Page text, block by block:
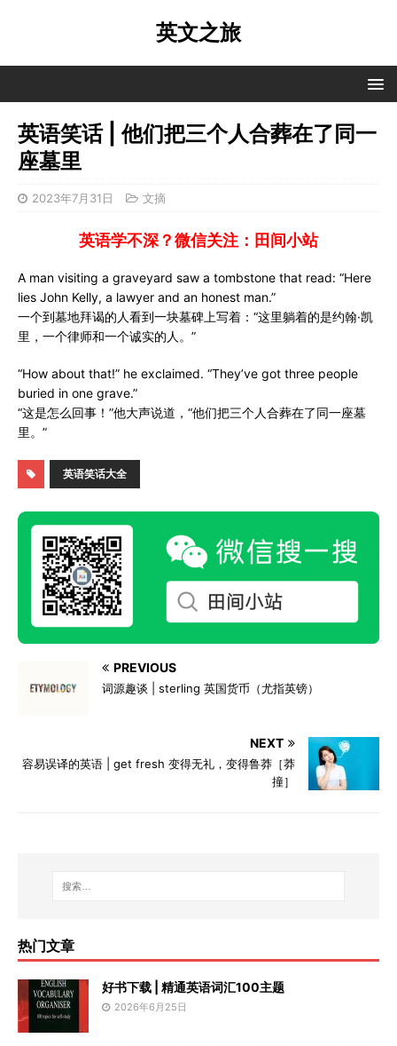
英文之旅
英语笑话 | 他们把三个人合葬在了同一
座墓里
2023年7月31日 文摘
英语学不深？微信关注：田间小站
A man visiting a graveyard saw a tombstone that read: “Here
lies John Kelly, a lawyer and an honest man.”
一个到墓地拜谒的人看到一块墓碑上写着：“这里躺着的是约翰·凯
里，一个律师和一个诚实的人。”
“How about that!” he exclaimed. “They’ve got three people
buried in one grave.”
“这是怎么回事！”他大声说道，“他们把三个人合葬在了同一座墓
里。”
英语笑话大全
PREVIOUS
词源趣谈 | sterling 英国货币（尤指英镑）
NEXT
容易误译的英语 | get fresh 变得无礼，变得鲁莽［莽
撞］
热门文章
好书下载 | 精通英语词汇100主题
2026年6月25日